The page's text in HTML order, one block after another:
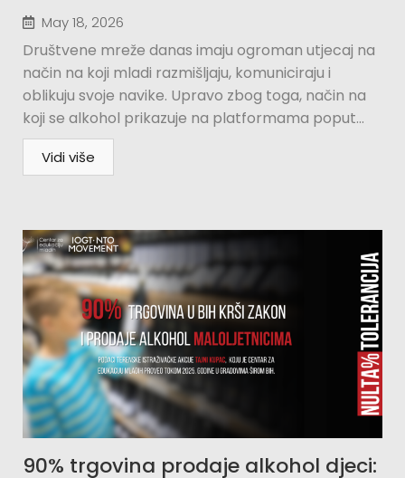
May 18, 2026
Društvene mreže danas imaju ogroman utjecaj na
način na koji mladi razmišljaju, komuniciraju i
oblikuju svoje navike. Upravo zbog toga, način na
koji se alkohol prikazuje na platformama poput...
Vidi više
90% trgovina prodaje alkohol djeci: